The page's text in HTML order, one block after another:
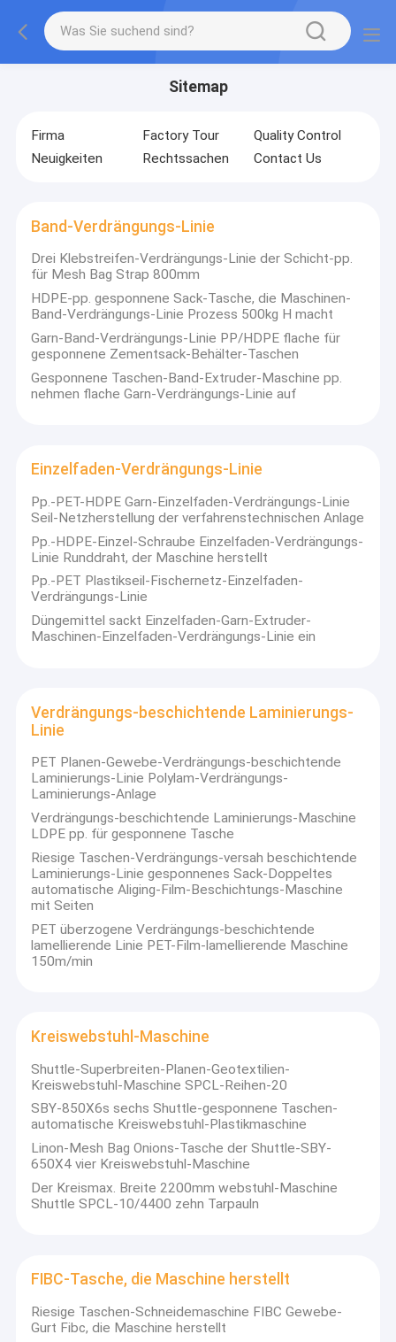
Sitemap
Firma Factory Tour
Quality Control
Neuigkeiten
Rechtssachen Contact Us
Band-Verdrängungs-Linie
Drei Klebstreifen-Verdrängungs-Linie der Schicht-pp.
für Mesh Bag Strap 800mm
HDPE-pp. gesponnene Sack-Tasche, die Maschinen-
Band-Verdrängungs-Linie Prozess 500kg H macht
Garn-Band-Verdrängungs-Linie PP/HDPE flache für
gesponnene Zementsack-Behälter-Taschen
Gesponnene Taschen-Band-Extruder-Maschine pp.
nehmen flache Garn-Verdrängungs-Linie auf
Einzelfaden-Verdrängungs-Linie
Pp.-PET-HDPE Garn-Einzelfaden-Verdrängungs-Linie
Seil-Netzherstellung der verfahrenstechnischen Anlage
Pp.-HDPE-Einzel-Schraube Einzelfaden-Verdrängungs-
Linie Runddraht, der Maschine herstellt
Pp.-PET Plastikseil-Fischernetz-Einzelfaden-
Verdrängungs-Linie
Düngemittel sackt Einzelfaden-Garn-Extruder-
Maschinen-Einzelfaden-Verdrängungs-Linie ein
Verdrängungs-beschichtende Laminierungs-
Linie
PET Planen-Gewebe-Verdrängungs-beschichtende
Laminierungs-Linie Polylam-Verdrängungs-
Laminierungs-Anlage
Verdrängungs-beschichtende Laminierungs-Maschine
LDPE pp. für gesponnene Tasche
Riesige Taschen-Verdrängungs-versah beschichtende
Laminierungs-Linie gesponnenes Sack-Doppeltes
automatische Aliging-Film-Beschichtungs-Maschine
mit Seiten
PET überzogene Verdrängungs-beschichtende
lamellierende Linie PET-Film-lamellierende Maschine
150m/min
Kreiswebstuhl-Maschine
Shuttle-Superbreiten-Planen-Geotextilien-
Kreiswebstuhl-Maschine SPCL-Reihen-20
SBY-850X6s sechs Shuttle-gesponnene Taschen-
automatische Kreiswebstuhl-Plastikmaschine
Linon-Mesh Bag Onions-Tasche der Shuttle-SBY-
650X4 vier Kreiswebstuhl-Maschine
Der Kreismax. Breite 2200mm webstuhl-Maschine
Shuttle SPCL-10/4400 zehn Tarpauln
FIBC-Tasche, die Maschine herstellt
Riesige Taschen-Schneidemaschine FIBC Gewebe-
Gurt Fibc, die Maschine herstellt